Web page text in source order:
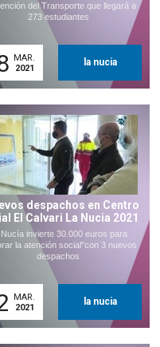
del Transporte que llegará a
273 estudiantes
MAR.
2021
la nucia
despachos en Centro
El Calvari La Nucia 2021
Nucía invierte 30.000 euros para
la atención social"con 3 nuevos
despachos
MAR.
2021
la nucia